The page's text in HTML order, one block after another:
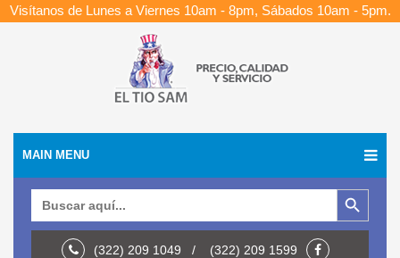
Visítanos de Lunes a Viernes 10am - 8pm, Sábados 10am - 5pm.
MAIN MENU
Botón de búsqueda
(322) 209 1049 / (322) 209 1599